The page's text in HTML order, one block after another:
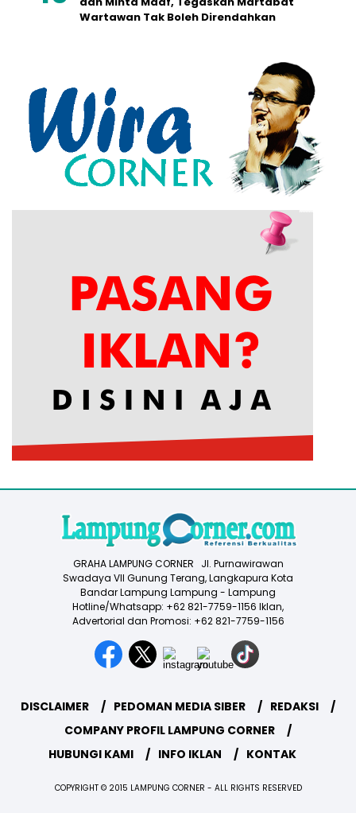
Wartawan Tak Boleh Direndahkan
GRAHA LAMPUNG CORNER Jl. Purnawirawan
Swadaya VII Gunung Terang, Langkapura Kota
Bandar Lampung Lampung - Lampung
Hotline/Whatsapp: +62 821-7759-1156 Iklan,
Advertorial dan Promosi: +62 821-7759-1156
DISCLAIMER PEDOMAN MEDIA SIBER
REDAKSI
COMPANY PROFIL LAMPUNG CORNER
HUBUNGI KAMI
INFO IKLAN KONTAK
COPYRIGHT © 2015 LAMPUNG CORNER - ALL RIGHTS RESERVED